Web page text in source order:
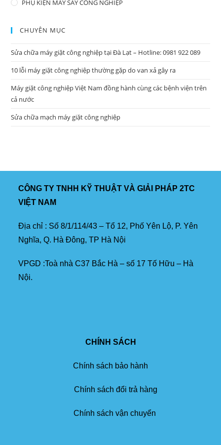
PHỤ KIỆN MÁY SẤY CÔNG NGHIỆP
CHUYÊN MỤC
Sửa chữa máy giặt công nghiệp tại Đà Lạt – Hotline: 0981 922 089
10 lỗi máy giặt công nghiệp thường gặp do van xả gây ra
Máy giặt công nghiệp Việt Nam đồng hành cùng các bệnh viện trên
cả nước
Sửa chữa mạch máy giặt công nghiệp
CÔNG TY TNHH KỸ THUẬT VÀ GIẢI PHÁP 2TC
VIỆT NAM
Địa chỉ : Số 8/1/114/43 – Tổ 12, Phố Yên Lộ, P. Yên
Nghĩa, Q. Hà Đông, TP Hà Nội
VPGD :Toà nhà C37 Bắc Hà – số 17 Tố Hữu – Hà
Nội.
CHÍNH SÁCH
Chính sách bảo hành
Chính sách đổi trả hàng
Chính sách vận chuyển